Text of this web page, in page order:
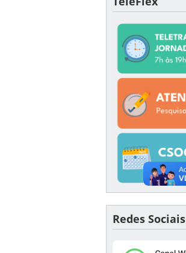
Redes Sociais